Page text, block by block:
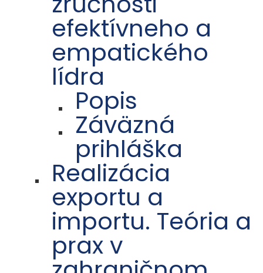
efektívneho a
empatického
lídra
Popis
Záväzná
prihláška
Realizácia
exportu a
importu. Teória a
prax v